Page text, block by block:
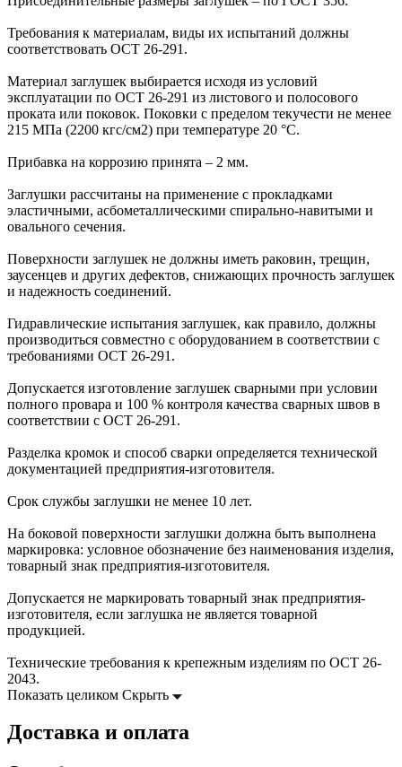
Требования к материалам, виды их испытаний должны
соответствовать ОСТ 26-291.
Материал заглушек выбирается исходя из условий
эксплуатации по ОСТ 26-291 из листового и полосового
проката или поковок. Поковки с пределом текучести не менее
215 МПа (2200 кгс/см2) при температуре 20 °С.
Прибавка на коррозию принята – 2 мм.
Заглушки рассчитаны на применение с прокладками
эластичными, асбометаллическими спирально-навитыми и
овального сечения.
Поверхности заглушек не должны иметь раковин, трещин,
заусенцев и других дефектов, снижающих прочность заглушек
и надежность соединений.
Гидравлические испытания заглушек, как правило, должны
производиться совместно с оборудованием в соответствии с
требованиями ОСТ 26-291.
Допускается изготовление заглушек сварными при условии
полного провара и 100 % контроля качества сварных швов в
соответствии с ОСТ 26-291.
Разделка кромок и способ сварки определяется технической
документацией предприятия-изготовителя.
Срок службы заглушки не менее 10 лет.
На боковой поверхности заглушки должна быть выполнена
маркировка: условное обозначение без наименования изделия,
товарный знак предприятия-изготовителя.
Допускается не маркировать товарный знак предприятия-
изготовителя, если заглушка не является товарной
продукцией.
Технические требования к крепежным изделиям по ОСТ 26-
2043.
Показать целиком Скрыть
Доставка и оплата